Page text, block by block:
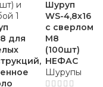
ПВХ,
ткань
для
Шуруп
WS-4,8х16
с сверлом
М8
(100шт)
НЕФАС
Шурупы